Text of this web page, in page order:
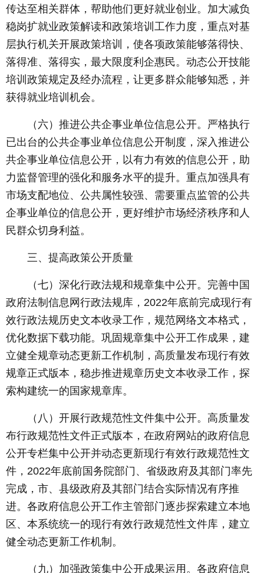
传达至相关群体，帮助他们更好就业创业。加大减负
稳岗扩就业政策解读和政策培训工作力度，重点对基
层执行机关开展政策培训，使各项政策能够落得快、
落得准、落得实，最大限度利企惠民。动态公开技能
培训政策规定及经办流程，让更多群众能够知悉，并
获得就业培训机会。
（六）推进公共企事业单位信息公开。严格执行
已出台的公共企事业单位信息公开制度，深入推进公
共企事业单位信息公开，以有力有效的信息公开，助
力监督管理的强化和服务水平的提升。重点加强具有
市场支配地位、公共属性较强、需要重点监管的公共
企事业单位的信息公开，更好维护市场经济秩序和人
民群众切身利益。
三、提高政策公开质量
（七）深化行政法规和规章集中公开。完善中国
政府法制信息网行政法规库，2022年底前完成现行有
效行政法规历史文本收录工作，规范网络文本格式，
优化数据下载功能。巩固规章集中公开工作成果，建
立健全规章动态更新工作机制，高质量发布现行有效
规章正式版本，稳步推进规章历史文本收录工作，探
索构建统一的国家规章库。
（八）开展行政规范性文件集中公开。高质量发
布行政规范性文件正式版本，在政府网站的政府信息
公开专栏集中公开并动态更新现行有效行政规范性文
件，2022年底前国务院部门、省级政府及其部门率先
完成，市、县级政府及其部门结合实际情况有序推
进。各政府信息公开工作主管部门逐步探索建立本地
区、本系统统一的现行有效行政规范性文件库，建立
健全动态更新工作机制。
（九）加强政策集中公开成果运用。各政府信息